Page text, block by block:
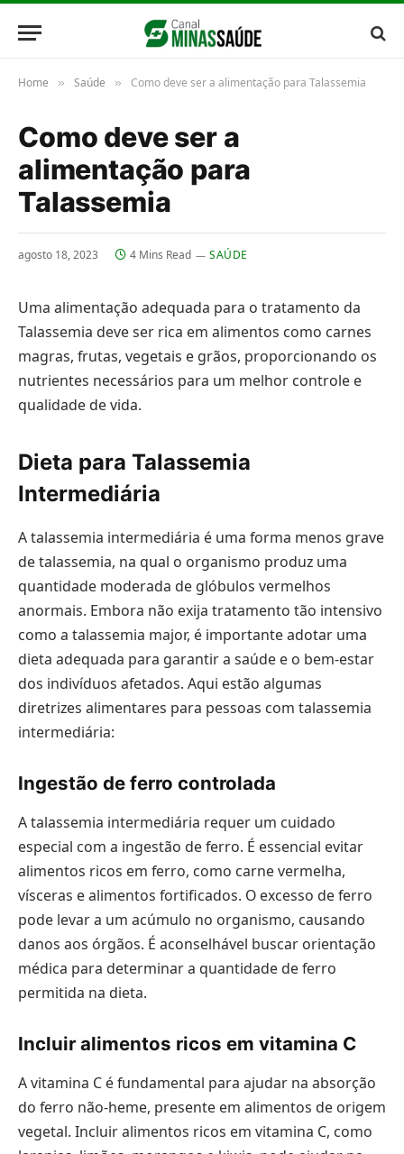
Home » Saúde » Como deve ser a alimentação para Talassemia
Como deve ser a
alimentação para
Talassemia
agosto 18, 2023 4 Mins Read SAÚDE
Uma alimentação adequada para o tratamento da
Talassemia deve ser rica em alimentos como carnes
magras, frutas, vegetais e grãos, proporcionando os
nutrientes necessários para um melhor controle e
qualidade de vida.
Dieta para Talassemia
Intermediária
A talassemia intermediária é uma forma menos grave
de talassemia, na qual o organismo produz uma
quantidade moderada de glóbulos vermelhos
anormais. Embora não exija tratamento tão intensivo
como a talassemia major, é importante adotar uma
dieta adequada para garantir a saúde e o bem-estar
dos indivíduos afetados. Aqui estão algumas
diretrizes alimentares para pessoas com talassemia
intermediária:
Ingestão de ferro controlada
A talassemia intermediária requer um cuidado
especial com a ingestão de ferro. É essencial evitar
alimentos ricos em ferro, como carne vermelha,
vísceras e alimentos fortificados. O excesso de ferro
pode levar a um acúmulo no organismo, causando
danos aos órgãos. É aconselhável buscar orientação
médica para determinar a quantidade de ferro
permitida na dieta.
Incluir alimentos ricos em vitamina C
A vitamina C é fundamental para ajudar na absorção
do ferro não-heme, presente em alimentos de origem
vegetal. Incluir alimentos ricos em vitamina C, como